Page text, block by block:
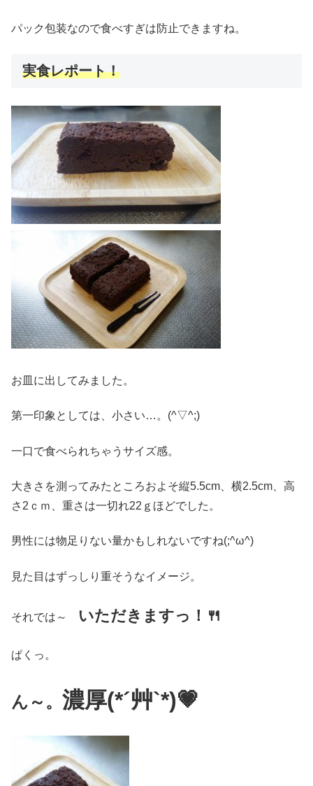
パック包装なので食べすぎは防止できますね。
実食レポート！
お皿に出してみました。
第一印象としては、小さい…。(^▽^;)
一口で食べられちゃうサイズ感。
大きさを測ってみたところおよそ縦5.5cm、横2.5cm、高
さ2ｃｍ、重さは一切れ22ｇほどでした。
男性には物足りない量かもしれないですね(;^ω^)
見た目はずっしり重そうなイメージ。
それでは～ いただきますっ！🍴
ぱくっ。
ん～。 濃厚(*´艸`*)💗